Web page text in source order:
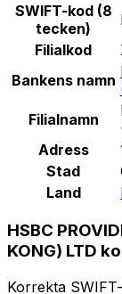
SWIFT-kod (8
tecken)
Filialkod
Bankens namn
Filialnamn
Adress
Stad
Land
HSBC
KONG) LTD
Korrekta